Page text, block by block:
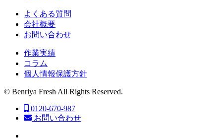
よくある質問
会社概要
お問い合わせ
作業実績
コラム
個人情報保護方針
© Benriya Fresh All Rights Reserved.
0120-670-987
お問い合わせ